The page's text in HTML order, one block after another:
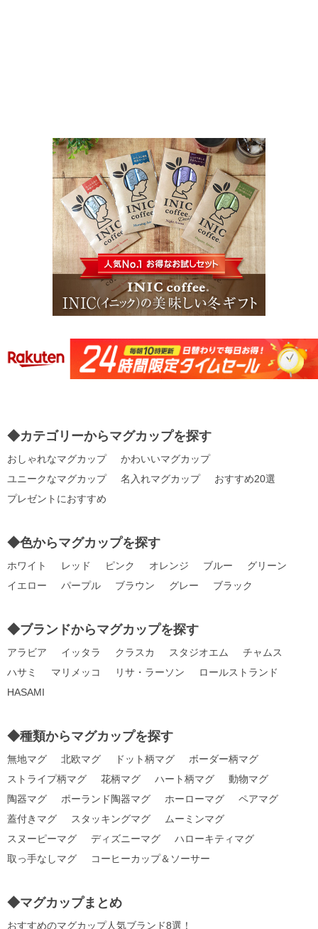
◆カテゴリーからマグカップを探す
おしゃれなマグカップ
かわいいマグカップ
ユニークなマグカップ
名入れマグカップ
おすすめ20選
プレゼントにおすすめ
◆色からマグカップを探す
ホワイト レッド ピンク オレンジ ブルー
グリーン
イエロー
パープル ブラウン グレー ブラック
◆ブランドからマグカップを探す
アラビア イッタラ クラスカ スタジオエム
チャムス
ハサミ
マリメッコ リサ・ラーソン
ロールストランド
HASAMI
◆種類からマグカップを探す
無地マグ 北欧マグ ドット柄マグ
ボーダー柄マグ
ストライプ柄マグ
花柄マグ ハート柄マグ
動物マグ
陶器マグ
ポーランド陶器マグ ホーローマグ
ペアマグ
蓋付きマグ
スタッキングマグ
ムーミンマグ
スヌーピーマグ
ディズニーマグ
ハローキティマグ
取っ手なしマグ
コーヒーカップ＆ソーサー
◆マグカップまとめ
おすすめのマグカップ人気ブランド8選！